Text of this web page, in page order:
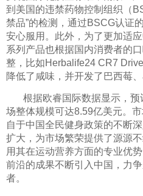
到美国的违禁药物控制组织（
禁品”的检测，通过BSCG认证
安心服用。此外，为了更加适
系列产品也根据国内消费者的
整，比如Herbalife24 CR7
降低了咸味，并开发了巴西莓
根据欧睿国际数据显示，
场整体规模可达8.59亿美元。
自于中国全民健身政策的不断
扩大，为市场繁荣提供了源源
用其在运动营养方面的专业优
前沿的成果不断引入中国，力
者。